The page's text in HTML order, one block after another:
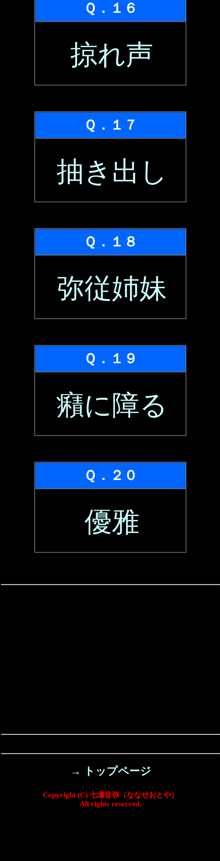
Ｑ．１６
掠れ声
Ｑ．１７
抽き出し
Ｑ．１８
弥従姉妹
Ｑ．１９
癪に障る
Ｑ．２０
優雅
→ トップページ
Copyright (C) 七瀬音弥（ななせおとや）
All rights reserved.